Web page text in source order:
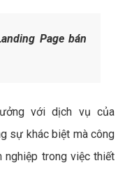
Page bán
với dịch vụ của
sự khác biệt mà công
nghiệp trong việc thiết